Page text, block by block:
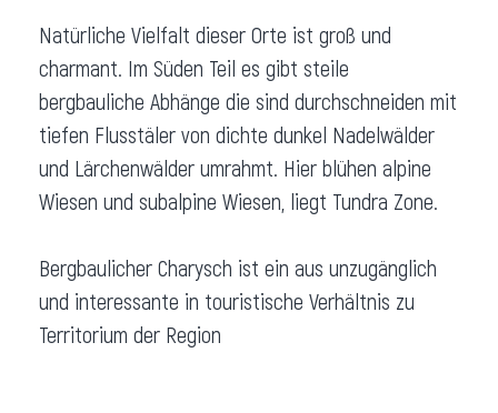
Natürliche Vielfalt dieser Orte ist groß und
charmant. Im Süden Teil es gibt steile
bergbauliche Abhänge die sind durchschneiden mit
tiefen Flusstäler von dichte dunkel Nadelwälder
und Lärchenwälder umrahmt. Hier blühen alpine
Wiesen und subalpine Wiesen, liegt Tundra Zone.
Bergbaulicher Charysch ist ein aus unzugänglich
und interessante in touristische Verhältnis zu
Territorium der Region